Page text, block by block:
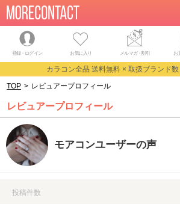
登録・ログイン お気に入り メルマガ・割引 お
カラコン全品 送料無料 × 取扱ブランド数
TOP > レビュアープロフィール
レビュアープロフィール
モアコンユーザーの声
投稿件数